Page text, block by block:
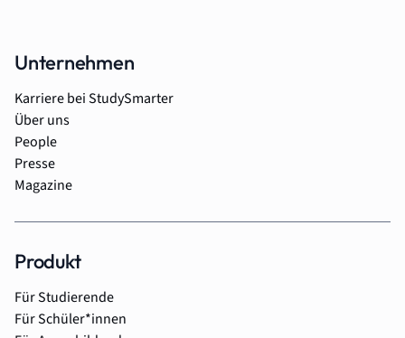
Unternehmen
Karriere bei StudySmarter
Über uns
People
Presse
Magazine
Produkt
Für Studierende
Für Schüler*innen